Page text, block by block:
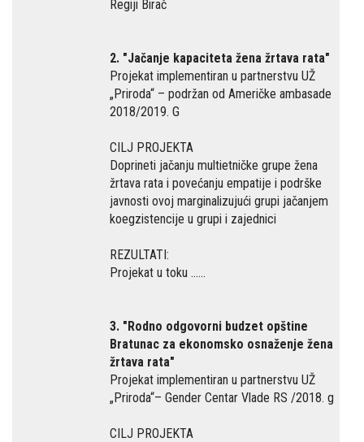
Regiji Birač
2. "Jačanje kapaciteta žena žrtava rata"
Projekat implementiran u partnerstvu UŽ
„Priroda“ – podržan od Američke ambasade
2018/2019. G
CILJ PROJEKTA
Doprineti jačanju multietničke grupe žena
žrtava rata i povećanju empatije i podrške
javnosti ovoj marginalizujući grupi jačanjem
koegzistencije u grupi i zajednici
REZULTATI:
Projekat u toku ……
3. "Rodno odgovorni budzet opštine
Bratunac za ekonomsko osnaženje žena
žrtava rata"
Projekat implementiran u partnerstvu UŽ
„Priroda“– Gender Centar Vlade RS /2018. g
CILJ PROJEKTA